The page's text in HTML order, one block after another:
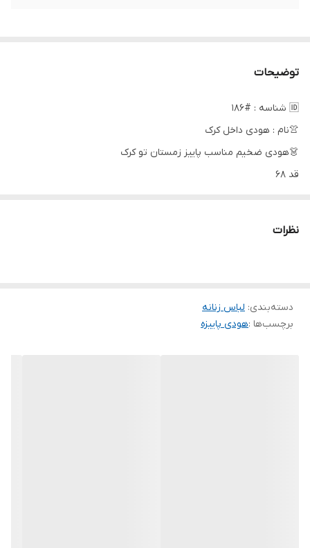
توضیحات
🆔 شناسه : #186
👚نام : هودی داخل کرک
👗هودی ضخیم مناسب پاییز زمستان تو کرک
قد ۶۸
🧵جنس : بسیار ضخیم داخل کرک
نظرات
دسته‌بندی: لباس زنانه
برچسب‌ها :هودی پاییزه